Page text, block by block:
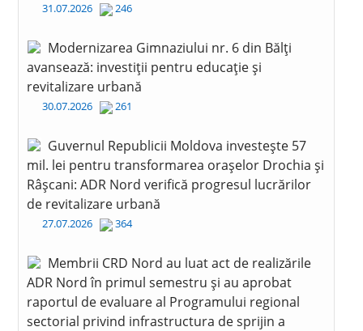
31.07.2026 246
Modernizarea Gimnaziului nr. 6 din Bălți
avansează: investiții pentru educație și
revitalizare urbană
30.07.2026 261
Guvernul Republicii Moldova investește 57
mil. lei pentru transformarea orașelor Drochia și
Râșcani: ADR Nord verifică progresul lucrărilor
de revitalizare urbană
27.07.2026 364
Membrii CRD Nord au luat act de realizările
ADR Nord în primul semestru și au aprobat
raportul de evaluare al Programului regional
sectorial privind infrastructura de sprijin a